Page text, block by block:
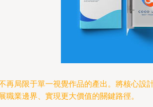
局限于單一視覺作品的產出。將核心設
業邊界、實現更大價值的關鍵路徑。